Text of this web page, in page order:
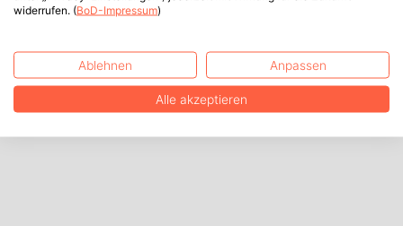
widerrufen. (BoD-Impressum)
Ablehnen Anpassen
Alle akzeptieren